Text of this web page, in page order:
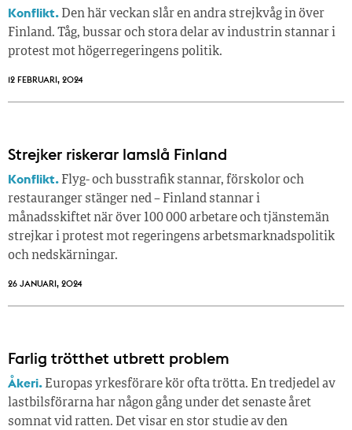
Konflikt. Den här veckan slår en andra strejkvåg in över
Finland. Tåg, bussar och stora delar av industrin stannar i
protest mot högerregeringens politik.
12 FEBRUARI, 2024
Strejker riskerar lamslå Finland
Konflikt. Flyg- och busstrafik stannar, förskolor och
restauranger stänger ned – Finland stannar i
månadsskiftet när över 100 000 arbetare och tjänstemän
strejkar i protest mot regeringens arbetsmarknadspolitik
och nedskärningar.
26 JANUARI, 2024
Farlig trötthet utbrett problem
Åkeri. Europas yrkesförare kör ofta trötta. En tredjedel av
lastbilsförarna har någon gång under det senaste året
somnat vid ratten. Det visar en stor studie av den